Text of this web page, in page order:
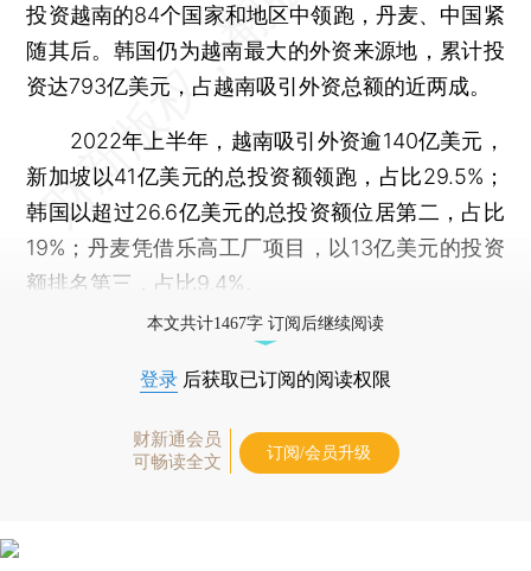
投资越南的84个国家和地区中领跑，丹麦、中国紧
随其后。韩国仍为越南最大的外资来源地，累计投
资达793亿美元，占越南吸引外资总额的近两成。
2022年上半年，越南吸引外资逾140亿美元，
新加坡以41亿美元的总投资额领跑，占比29.5%；
韩国以超过26.6亿美元的总投资额位居第二，占比
19%；丹麦凭借乐高工厂项目，以13亿美元的投资
额排名第三，占比9.4%。
本文共计1467字 订阅后继续阅读
登录 后获取已订阅的阅读权限
财新通会员
可畅读全文
订阅/会员升级